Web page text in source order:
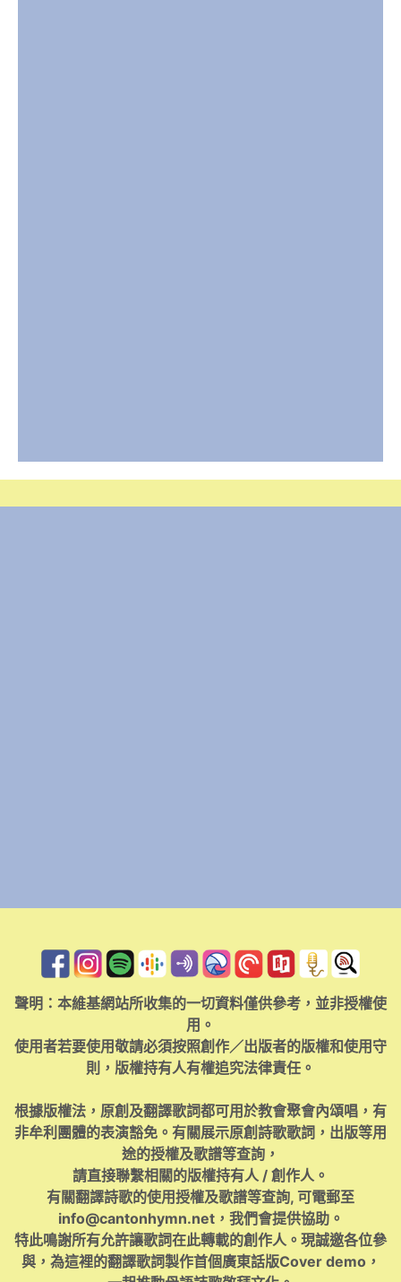
聲明：本維基網站所收集的一切資料僅供參考，並非授權使
用。
使用者若要使用敬請必須按照創作／出版者的版權和使用守
則，版權持有人有權追究法律責任。
根據版權法，原創及翻譯歌詞都可用於教會聚會內頌唱，有
非牟利團體的表演豁免。有關展示原創詩歌歌詞，出版等用
途的授權及歌譜等查詢，
請直接聯繫相關的版權持有人 / 創作人。
有關翻譯詩歌的使用授權及歌譜等查詢, 可電郵至
info@cantonhymn.net，我們會提供協助。
特此鳴謝所有允許讓歌詞在此轉載的創作人。現誠邀各位參
與，為這裡的翻譯歌詞製作首個廣東話版Cover demo，